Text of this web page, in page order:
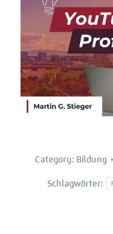
Category: Bildung
Schlagwörter: